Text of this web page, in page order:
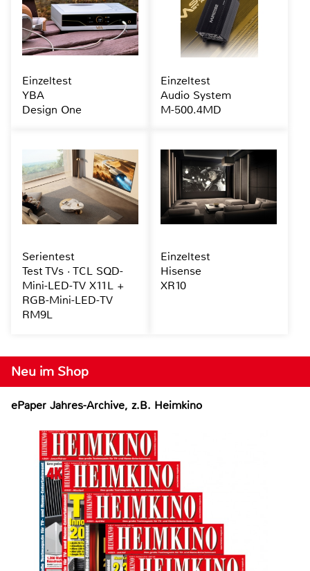
Neu im Shop
ePaper Jahres-Archive, z.B. Heimkino
Einzeltest
YBA
Design One
Einzeltest
Audio System
M-500.4MD
Serientest
Test TVs · TCL SQD-
Mini-LED-TV X11L +
RGB-Mini-LED-TV
RM9L
Einzeltest
Hisense
XR10